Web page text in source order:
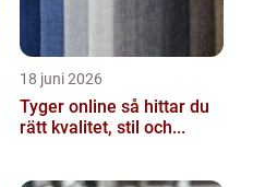
18 juni 2026
Tyger online så hittar du
rätt kvalitet, stil och...